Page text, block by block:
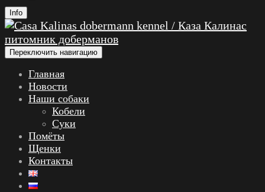
Info
Переключить навигацию
Главная
Новости
Наши собаки
Кобели
Суки
Помёты
Щенки
Контакты